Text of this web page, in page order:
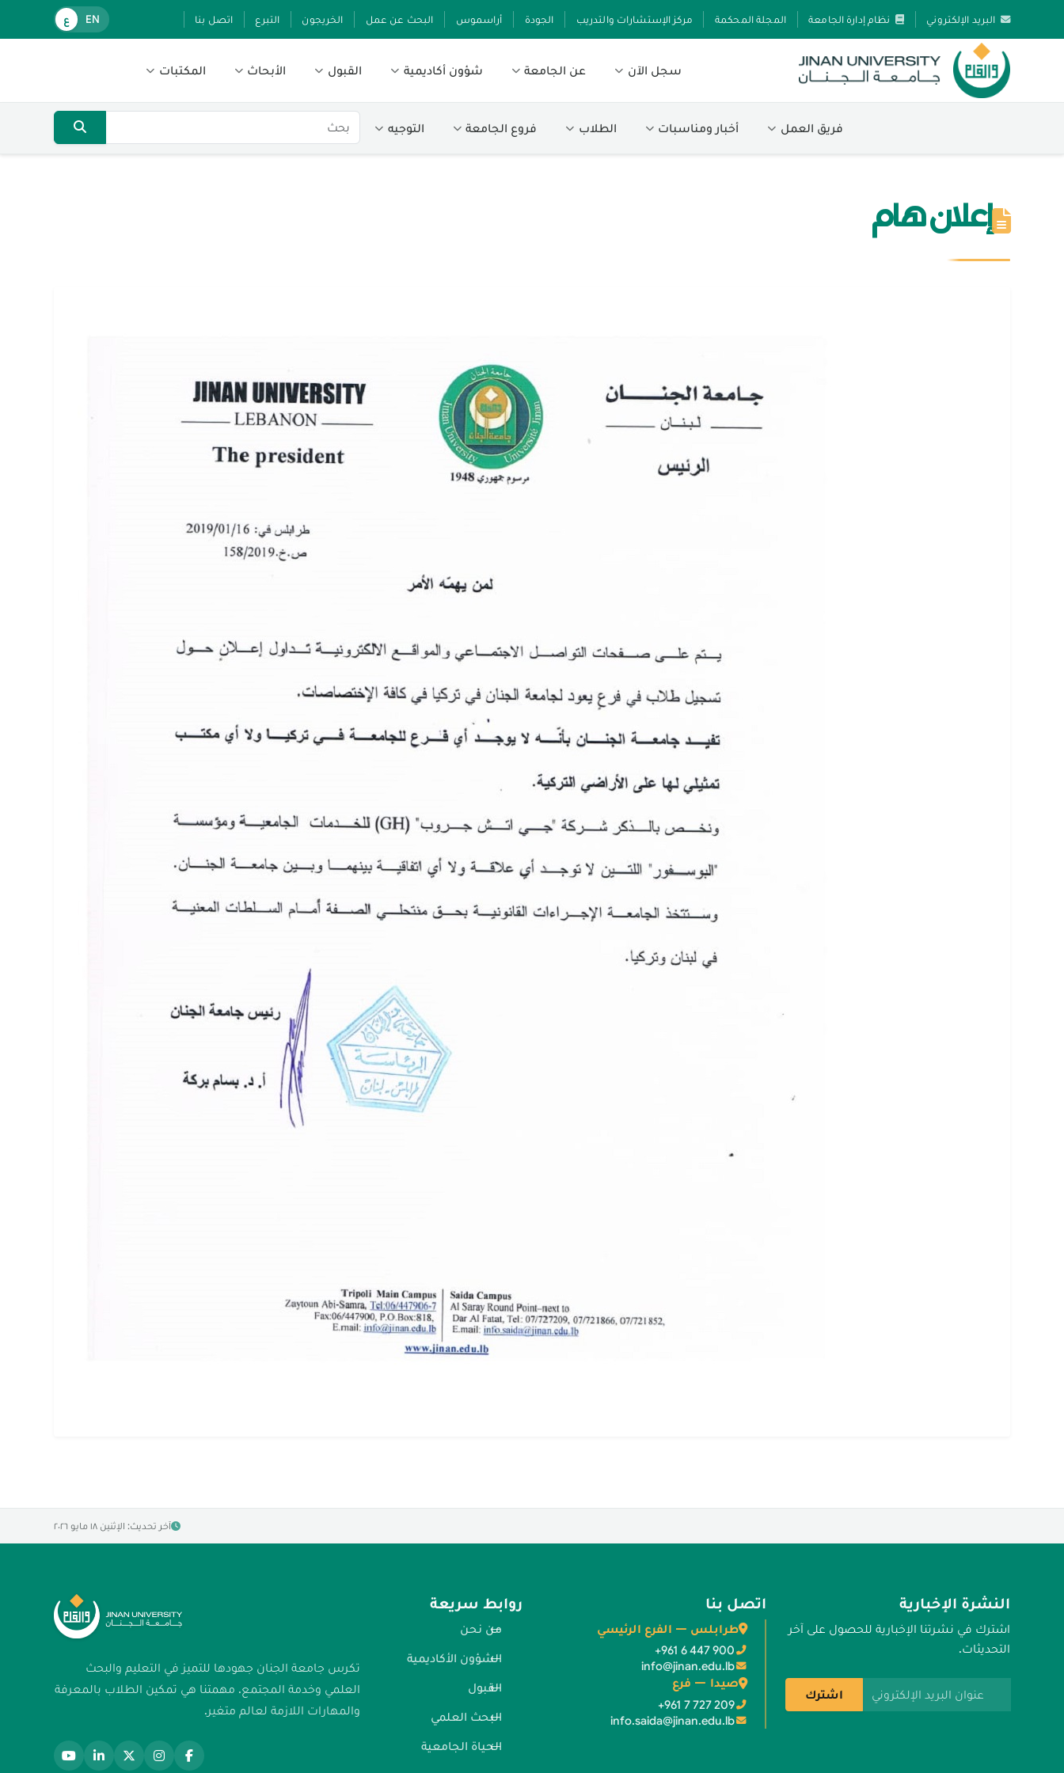
البريد الإلكتروني نظام إدارة الجامعة المجلة المحكمة مركز الإستشارات والتدريب الجودة أراسموس البحث عن عمل الخريجون التبرع اتصل بنا EN ع
سجل الآن عن الجامعة شؤون أكاديمية القبول الأبحاث المكتبات
فريق العمل أخبار ومناسبات الطلاب فروع الجامعة التوجيه
إعلان هام
آخر تحديث: الإثنين ١٨ مايو ٢٠٢٦
تكرس جامعة الجنان جهودها للتميز في التعليم والبحث
العلمي وخدمة المجتمع. مهمتنا هي تمكين الطلاب بالمعرفة
والمهارات اللازمة لعالم متغير.
روابط سريعة
من نحن
الشؤون الأكاديمية
القبول
البحث العلمي
الحياة الجامعية
اتصل بنا
طرابلس — الفرع الرئيسي
+961 6 447 900
info@jinan.edu.lb
صيدا — فرع
+961 7 727 209
info.saida@jinan.edu.lb
النشرة الإخبارية
اشترك في نشرتنا الإخبارية للحصول على آخر
التحديثات.
عنوان البريد الإلكتروني اشترك